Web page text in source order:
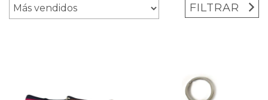
FILTRAR